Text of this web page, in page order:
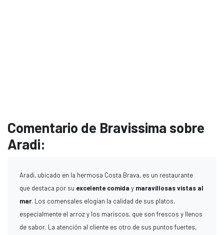
Comentario de Bravissima sobre
Aradi:
Aradi, ubicado en la hermosa Costa Brava, es un restaurante
que destaca por su excelente comida y maravillosas vistas al
mar. Los comensales elogian la calidad de sus platos,
especialmente el arroz y los mariscos, que son frescos y llenos
de sabor. La atención al cliente es otro de sus puntos fuertes,